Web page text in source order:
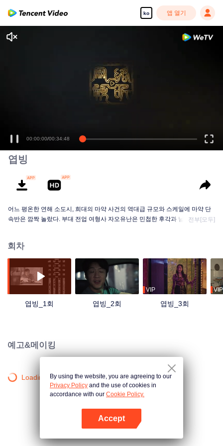
ko 앱 열기
00:00:00/00:34:48
엽빙
어느 평온한 연해 소도시, 희대의 마약 사건의 역대급 규모와 스케일에 마약 단
속반은 깜짝 놀랐다. 부대 전업 여형사 자오유난은 민첩한 후각과 남다른 통찰
전부[모두]
회차
엽빙_1회 엽빙_2회
VIP
엽빙_3회
VIP
예고&메이킹
Loading…By using the website, you are agreeing to our
Privacy Policy and the use of cookies in
accordance with our Cookie Policy.
Accept